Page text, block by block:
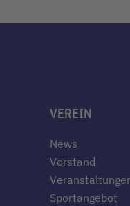
VEREIN
News
Vorstand
Sportangebot